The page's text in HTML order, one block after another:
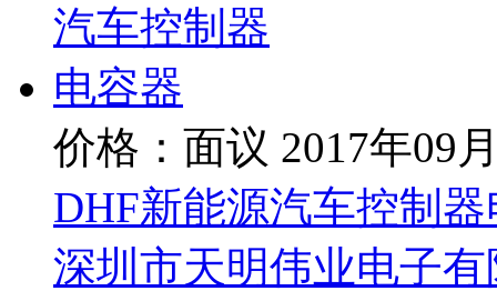
价格：面议 2017年09
DHF新能源汽车控制
深圳市天明伟业电子